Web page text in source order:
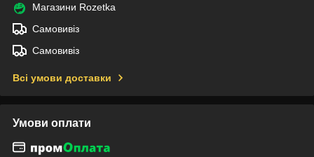
Магазини Rozetka
Самовивіз
Самовивіз
Всі умови доставки
Умови оплати